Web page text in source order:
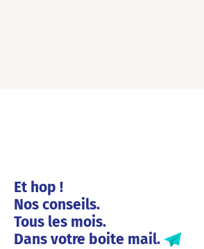
Et hop !
Nos conseils.
Tous les mois.
Dans votre boite mail.